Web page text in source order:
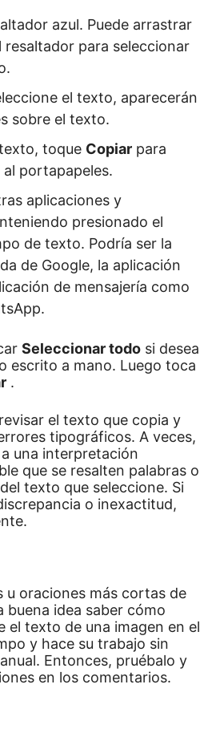
azul. Puede arrastrar
resaltador para seleccionar
el texto, aparecerán
sobre el texto.
toque Copiar para
portapapeles.
aplicaciones y
presionado el
de texto. Podría ser la
de Google, la aplicación
de mensajería como
Seleccionar todo si desea
escrito a mano. Luego toca
.
el texto que copia y
tipográficos. A veces,
una interpretación
que se resalten palabras o
texto que seleccione. Si
o inexactitud,
u oraciones más cortas de
buena idea saber cómo
el texto de una imagen en el
y hace su trabajo sin
Entonces, pruébalo y
en los comentarios.